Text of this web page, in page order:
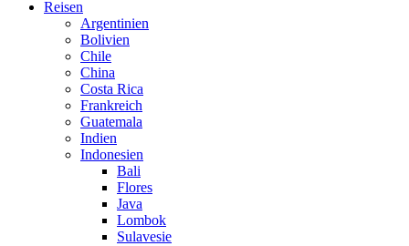
Reisen
Argentinien
Bolivien
Chile
China
Costa Rica
Frankreich
Guatemala
Indien
Indonesien
Bali
Flores
Java
Lombok
Sulavesie